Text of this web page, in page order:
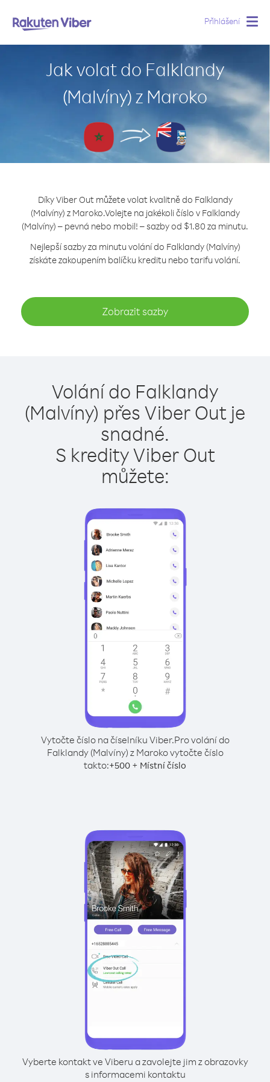
Přihlášení
Jak volat do Falklandy
(Malvíny) z Maroko
Díky Viber Out můžete volat kvalitně do Falklandy
(Malvíny) z Maroko.Volejte na jakékoli číslo v Falklandy
(Malvíny) – pevná nebo mobil! – sazby od $1.80 za minutu.
Nejlepší sazby za minutu volání do Falklandy (Malvíny)
získáte zakoupením balíčku kreditu nebo tarifu volání.
Zobrazit sazby
Volání do Falklandy
(Malvíny) přes Viber Out je
snadné.
S kredity Viber Out
můžete:
Vytočte číslo na číselníku Viber.Pro volání do
Falklandy (Malvíny) z Maroko vytočte číslo
takto:+500 + Místní číslo
Vyberte kontakt ve Viberu a zavolejte jim z obrazovky
s informacemi kontaktu